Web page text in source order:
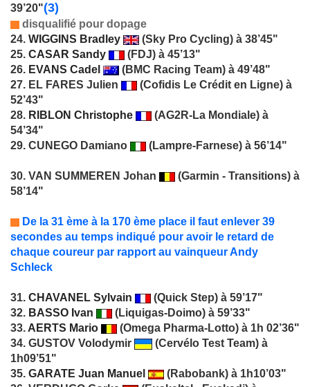
39’20"(3)
disqualifié pour dopage
24. WIGGINS Bradley
(Sky Pro Cycling) à 38’45"
25. CASAR Sandy
(FDJ) à 45’13"
26. EVANS Cadel
(BMC Racing Team) à 49’48"
27. EL FARES Julien
(Cofidis Le Crédit en Ligne) à
52’43"
28. RIBLON Christophe
(AG2R-La Mondiale) à
54’34"
29. CUNEGO Damiano
(Lampre-Farnese) à 56’14"
30. VAN SUMMEREN Johan
(Garmin - Transitions) à
58’14"
De la 31 ème à la 170 ème place il faut enlever 39
secondes au temps indiqué pour avoir le retard de
chaque coureur par rapport au vainqueur Andy
Schleck
31. CHAVANEL Sylvain
(Quick Step) à 59’17"
32. BASSO Ivan
(Liquigas-Doimo) à 59’33"
33. AERTS Mario
(Omega Pharma-Lotto) à 1h 02’36"
34. GUSTOV Volodymir
(Cervélo Test Team) à
1h09’51"
35. GARATE Juan Manuel
(Rabobank) à 1h10’03"